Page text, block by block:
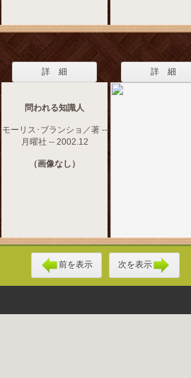
詳 細
問われる知識人
モーリス･ブランショ／著 --
月曜社 -- 2002.12
（画像なし）
詳 細
前を表示 次を表示